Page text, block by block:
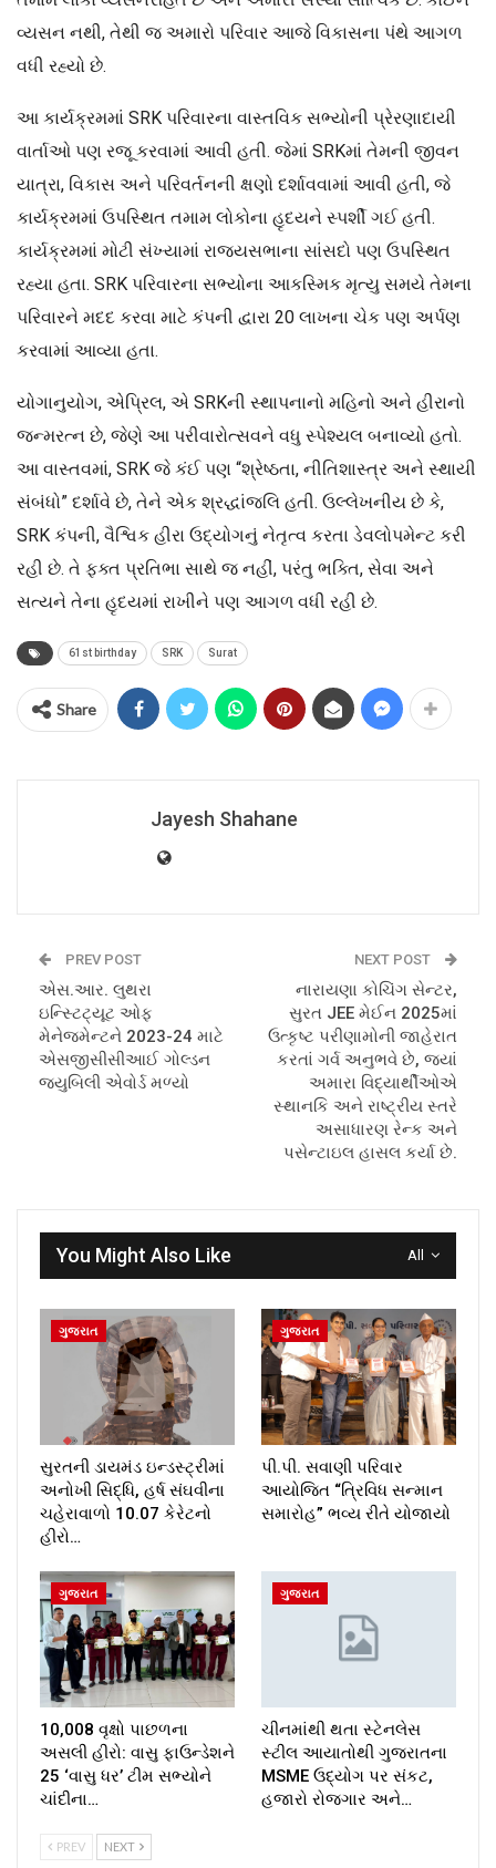
વ્યસન નથી, તેથી જ અમારો પરિવાર આજે વિકાસના પંથે આગળ
વધી રહ્યો છે.
આ કાર્યક્રમમાં SRK પરિવારના વાસ્તવિક સભ્યોની પ્રેરણાદાયી
વાર્તાઓ પણ રજૂ કરવામાં આવી હતી. જેમાં SRKમાં તેમની જીવન
યાત્રા, વિકાસ અને પરિવર્તનની ક્ષણો દર્શાવવામાં આવી હતી, જે
કાર્યક્રમમાં ઉપસ્થિત તમામ લોકોના હૃદયને સ્પર્શી ગઈ હતી.
કાર્યક્રમમાં મોટી સંખ્યામાં રાજ્યસભાના સાંસદો પણ ઉપસ્થિત
રહ્યા હતા. SRK પરિવારના સભ્યોના આકસ્મિક મૃત્યુ સમયે તેમના
પરિવારને મદદ કરવા માટે કંપની દ્વારા 20 લાખના ચેક પણ અર્પણ
કરવામાં આવ્યા હતા.
યોગાનુયોગ, એપ્રિલ, એ SRKની સ્થાપનાનો મહિનો અને હીરાનો
જન્મરત્ન છે, જેણે આ પરીવારોત્સવને વધુ સ્પેશ્યલ બનાવ્યો હતો.
આ વાસ્તવમાં, SRK જે કંઈ પણ “શ્રેષ્ઠતા, નીતિશાસ્ત્ર અને સ્થાયી
સંબંધો” દર્શાવે છે, તેને એક શ્રદ્ધાંજલિ હતી. ઉલ્લેખનીય છે કે,
SRK કંપની, વૈશ્વિક હીરા ઉદ્યોગનું નેતૃત્વ કરતા ડેવલોપમેન્ટ કરી
રહી છે. તે ફક્ત પ્રતિભા સાથે જ નહીં, પરંતુ ભક્તિ, સેવા અને
સત્યને તેના હૃદયમાં રાખીને પણ આગળ વધી રહી છે.
61st birthday SRK Surat
Share
Jayesh Shahane
PREV POST
એસ.આર. લુથરા
ઇન્સ્ટિટ્યૂટ ઓફ
મેનેજમેન્ટને 2023-24 માટે
એસજીસીસીઆઈ ગોલ્ડન
જ્યુબિલી એવોર્ડ મળ્યો
NEXT POST
નારાયણા કોચિંગ સેન્ટર,
સુરત JEE મેઈન 2025માં
ઉત્કૃષ્ટ પરીણામોની જાહેરાત
કરતાં ગર્વ અનુભવે છે, જ્યાં
અમારા વિદ્યાર્થીઓએ
સ્થાનકિ અને રાષ્ટ્રીય સ્તરે
અસાધારણ રેન્ક અને
પસેન્ટાઇલ હાસલ કર્યા છે.
All
You Might Also Like
ગુજરાત
સુરતની ડાયમંડ ઇન્ડસ્ટ્રીમાં
અનોખી સિદ્ધિ, હર્ષ સંઘવીના
ચહેરાવાળો 10.07 કેરેટનો
હીરો…
ગુજરાત
પી.પી. સવાણી પરિવાર
આયોજિત “ત્રિવિધ સન્માન
સમારોહ” ભવ્ય રીતે યોજાયો
ગુજરાત
10,008 વૃક્ષો પાછળના
અસલી હીરો: વાસુ ફાઉન્ડેશને
25 ‘વાસુ ધર’ ટીમ સભ્યોને
ચાંદીના…
ગુજરાત
ચીનમાંથી થતા સ્ટેનલેસ
સ્ટીલ આયાતોથી ગુજરાતના
MSME ઉદ્યોગ પર સંકટ,
હજારો રોજગાર અને…
PREV NEXT